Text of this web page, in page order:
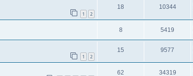
1 2
18 10344
8 5419
1 2
15 9577
62 34319